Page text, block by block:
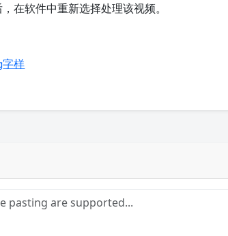
在软件中重新选择处理该视频。
字样